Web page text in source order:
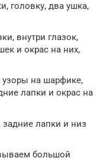
головку, два ушка,
внутри глазок,
и окрас на них,
на шарфике,
лапки и окрас на
лапки и низ
большой